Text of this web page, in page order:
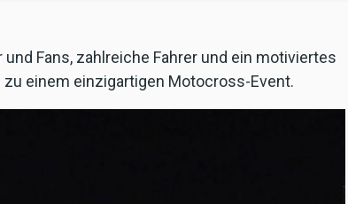
Fans, zahlreiche Fahrer und ein motiviertes
einem einzigartigen Motocross-Event.